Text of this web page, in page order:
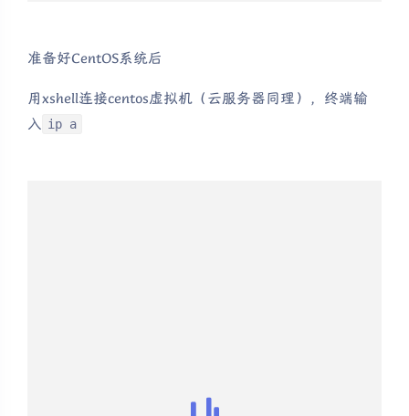
准备好CentOS系统后
用xshell连接centos虚拟机（云服务器同理），终端输
入 ip a